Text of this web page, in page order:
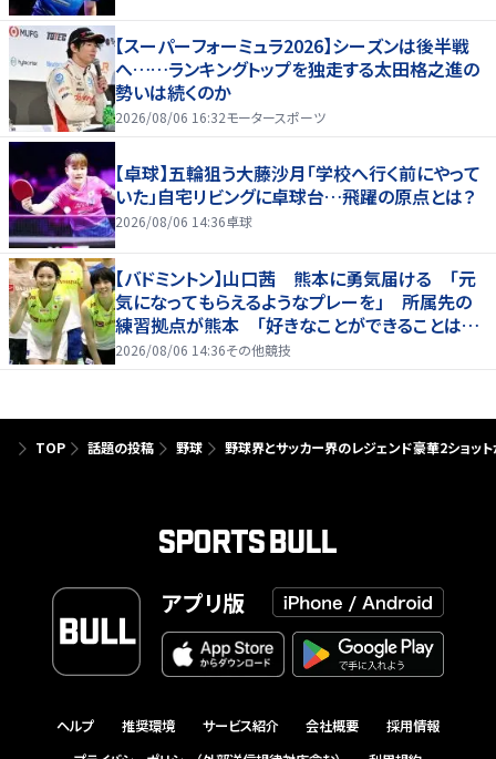
【スーパーフォーミュラ2026】シーズンは後半戦
へ……ランキングトップを独走する太田格之進の
勢いは続くのか
2026/08/06 16:32モータースポーツ
【卓球】五輪狙う大藤沙月「学校へ行く前にやって
いた」自宅リビングに卓球台…飛躍の原点とは？
2026/08/06 14:36卓球
【バドミントン】山口茜 熊本に勇気届ける 「元
気になってもらえるようなプレーを」 所属先の
練習拠点が熊本 「好きなことができることは当
たり前じゃない」
2026/08/06 14:36その他競技
TOP 話題の投稿 野球 野球界とサッカー界のレジェンド豪華2ショッ
アプリ版
ヘルプ 推奨環境 サービス紹介 会社概要
採用情報